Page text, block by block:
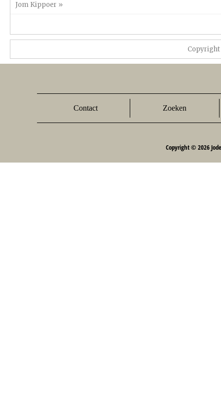
Jom Kippoer »
Contact Zoeken
Copyright © 2026